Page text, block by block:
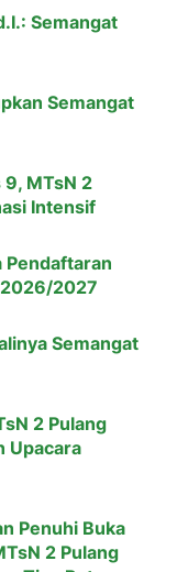
Semangat
Semangat
9, MTsN 2
Intensif
Pendaftaran
2026/2027
Semangat
2 Pulang
Upacara
Penuhi Buka
2 Pulang